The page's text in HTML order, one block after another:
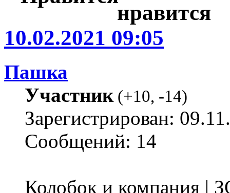
10.02.2021 09:05
Пашка
Участник(+10, -14)
Зарегистрирован:
Сообщений: 14
Колобок и компания |